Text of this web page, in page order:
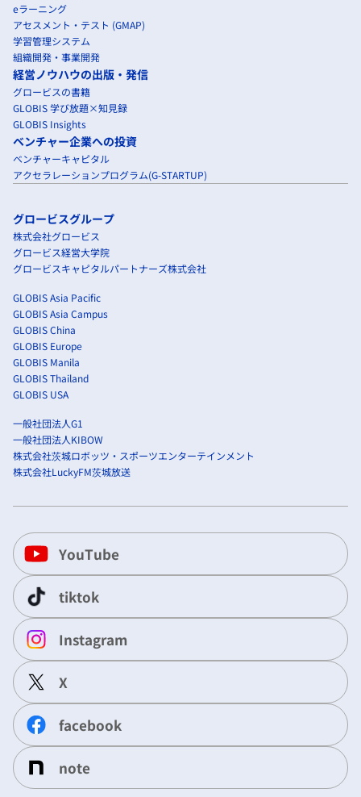
eラーニング
アセスメント・テスト (GMAP)
学習管理システム
組織開発・事業開発
経営ノウハウの出版・発信
グロービスの書籍
GLOBIS 学び放題×知見録
GLOBIS Insights
ベンチャー企業への投資
ベンチャーキャピタル
アクセラレーションプログラム(G-STARTUP)
グロービスグループ
株式会社グロービス
グロービス経営大学院
グロービスキャピタルパートナーズ株式会社
GLOBIS Asia Pacific
GLOBIS Asia Campus
GLOBIS China
GLOBIS Europe
GLOBIS Manila
GLOBIS Thailand
GLOBIS USA
一般社団法人G1
一般社団法人KIBOW
株式会社茨城ロボッツ・スポーツエンターテインメント
株式会社LuckyFM茨城放送
YouTube
tiktok
Instagram
X
facebook
note